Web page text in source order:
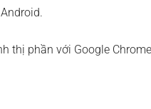
thị phần với Google